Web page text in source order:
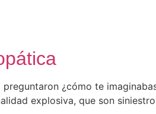
¿cómo te
explosiva, que son